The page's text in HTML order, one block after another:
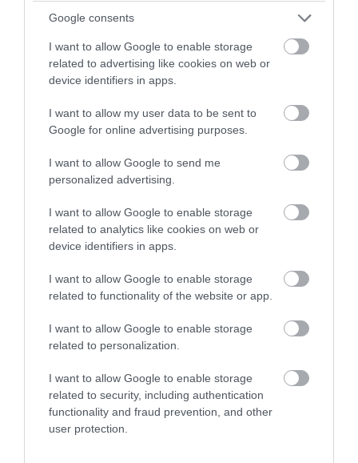
Google consents
I want to allow Google to enable storage
related to advertising like cookies on web or
device identifiers in apps.
I want to allow my user data to be sent to
Google for online advertising purposes.
I want to allow Google to send me
personalized advertising.
I want to allow Google to enable storage
related to analytics like cookies on web or
device identifiers in apps.
I want to allow Google to enable storage
related to functionality of the website or app.
I want to allow Google to enable storage
related to personalization.
I want to allow Google to enable storage
related to security, including authentication
functionality and fraud prevention, and other
user protection.
PRONEWS.GR /ΚΑΤΟΙΚΙΔΙΑ
Υιοθετήσατε αδέσποτο σκύλο; – Τα λάθη
που πρέπει να αποφύγετε τις πρώτες
06.08.2026 | 10:06
Ρωσία: Τεράστιο σμήνος ακρίδων
«κάλυψε» τον ουρανό στο Νταγκεστάν –
Δείτε εικόνες